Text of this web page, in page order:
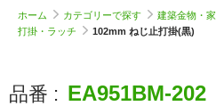
ホーム カテゴリーで探す 建築金物・
打掛・ラッチ
102mm ねじ止打掛(黒)
品番 : EA951BM-202